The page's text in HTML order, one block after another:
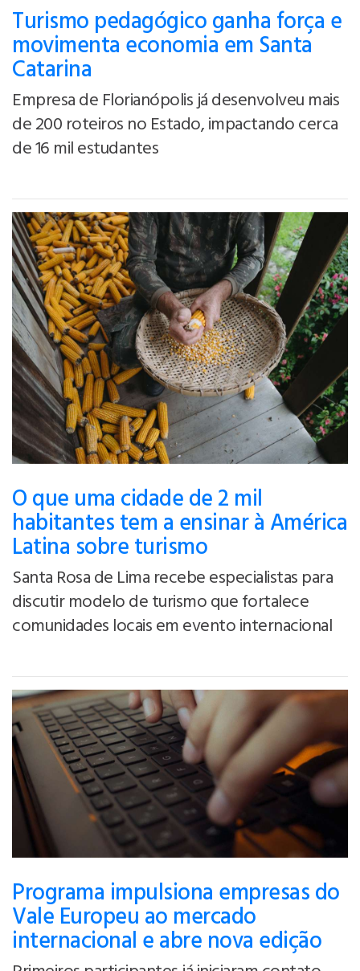
Turismo pedagógico ganha força e
movimenta economia em Santa
Catarina
Empresa de Florianópolis já desenvolveu mais
de 200 roteiros no Estado, impactando cerca
de 16 mil estudantes
O que uma cidade de 2 mil
habitantes tem a ensinar à América
Latina sobre turismo
Santa Rosa de Lima recebe especialistas para
discutir modelo de turismo que fortalece
comunidades locais em evento internacional
Programa impulsiona empresas do
Vale Europeu ao mercado
internacional e abre nova edição